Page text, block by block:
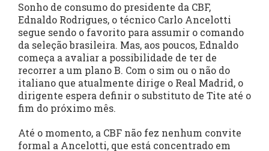
Sonho de consumo do presidente da CBF,
Ednaldo Rodrigues, o técnico Carlo Ancelotti
segue sendo o favorito para assumir o comando
da seleção brasileira. Mas, aos poucos, Ednaldo
começa a avaliar a possibilidade de ter de
recorrer a um plano B. Com o sim ou o não do
italiano que atualmente dirige o Real Madrid, o
dirigente espera definir o substituto de Tite até o
fim do próximo mês.
Até o momento, a CBF não fez nenhum convite
formal a Ancelotti, que está concentrado em